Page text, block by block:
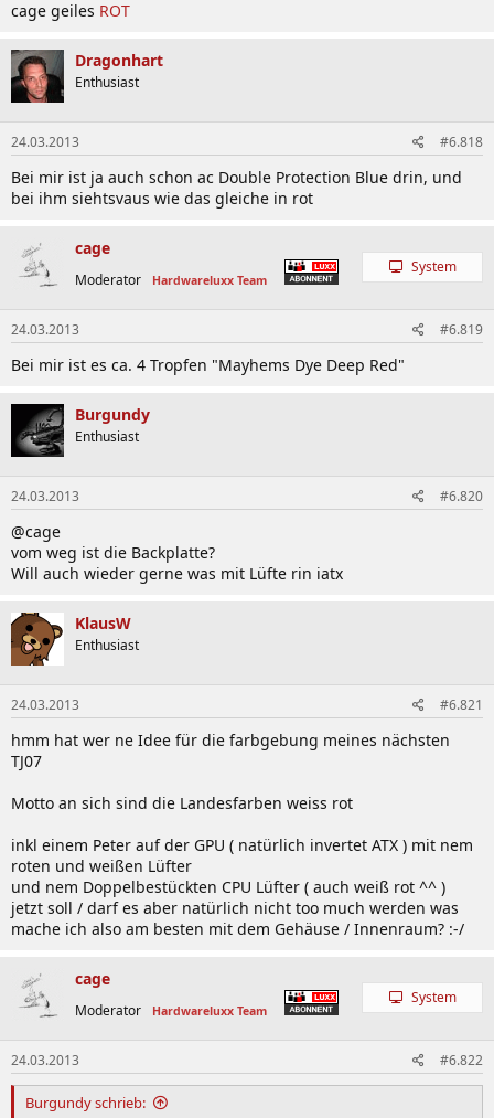
cage geiles ROT
Dragonhart
Enthusiast
24.03.2013 #6.818
Bei mir ist ja auch schon ac Double Protection Blue drin, und
bei ihm siehtsvaus wie das gleiche in rot
cage
Moderator Hardwareluxx Team
System
24.03.2013 #6.819
Bei mir ist es ca. 4 Tropfen "Mayhems Dye Deep Red"
Burgundy
Enthusiast
24.03.2013 #6.820
@cage
vom weg ist die Backplatte?
Will auch wieder gerne was mit Lüfte rin iatx
KlausW
Enthusiast
24.03.2013 #6.821
hmm hat wer ne Idee für die farbgebung meines nächsten
TJ07
Motto an sich sind die Landesfarben weiss rot
inkl einem Peter auf der GPU ( natürlich invertet ATX ) mit nem
roten und weißen Lüfter
und nem Doppelbestückten CPU Lüfter ( auch weiß rot ^^ )
jetzt soll / darf es aber natürlich nicht too much werden was
mache ich also am besten mit dem Gehäuse / Innenraum? :-/
cage
Moderator Hardwareluxx Team
System
24.03.2013 #6.822
Burgundy schrieb: